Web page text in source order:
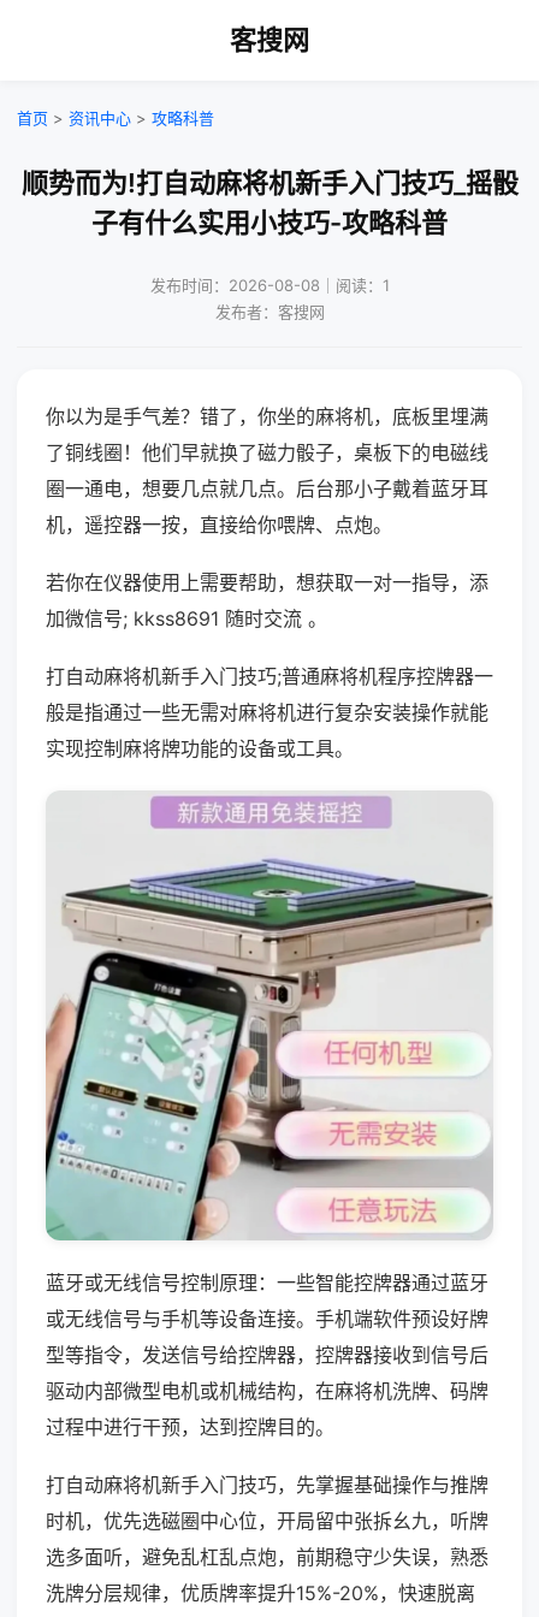
客搜网
首页 > 资讯中心 > 攻略科普
顺势而为!打自动麻将机新手入门技巧_摇骰
子有什么实用小技巧-攻略科普
发布时间：2026-08-08｜阅读：1
发布者：客搜网
你以为是手气差？错了，你坐的麻将机，底板里埋满
了铜线圈！他们早就换了磁力骰子，桌板下的电磁线
圈一通电，想要几点就几点。后台那小子戴着蓝牙耳
机，遥控器一按，直接给你喂牌、点炮。
若你在仪器使用上需要帮助，想获取一对一指导，添
加微信号; kkss8691 随时交流 。
打自动麻将机新手入门技巧;普通麻将机程序控牌器一
般是指通过一些无需对麻将机进行复杂安装操作就能
实现控制麻将牌功能的设备或工具。
蓝牙或无线信号控制原理：一些智能控牌器通过蓝牙
或无线信号与手机等设备连接。手机端软件预设好牌
型等指令，发送信号给控牌器，控牌器接收到信号后
驱动内部微型电机或机械结构，在麻将机洗牌、码牌
过程中进行干预，达到控牌目的。
打自动麻将机新手入门技巧，先掌握基础操作与推牌
时机，优先选磁圈中心位，开局留中张拆幺九，听牌
选多面听，避免乱杠乱点炮，前期稳守少失误，熟悉
洗牌分层规律，优质牌率提升15%-20%，快速脱离